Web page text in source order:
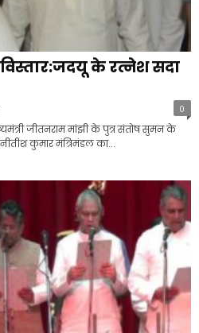
के रत्नेश सदा
0
जीतनराम मांझी के पुत्र संतोष सुमन के
कुमार मंत्रिमंडल का...